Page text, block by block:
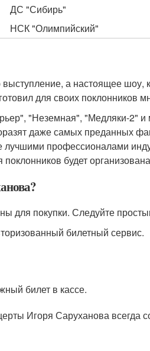
ДС "Сибирь"
НСК "Олимпийский"
а настоящее шоу,
для своих поклонников
"Неземная", "Медляки-2" и
даже самых преданных
профессионалами
будет
для покупки. Следуйте
билетный сервис.
билет в кассе.
Игоря Саруханова всегда